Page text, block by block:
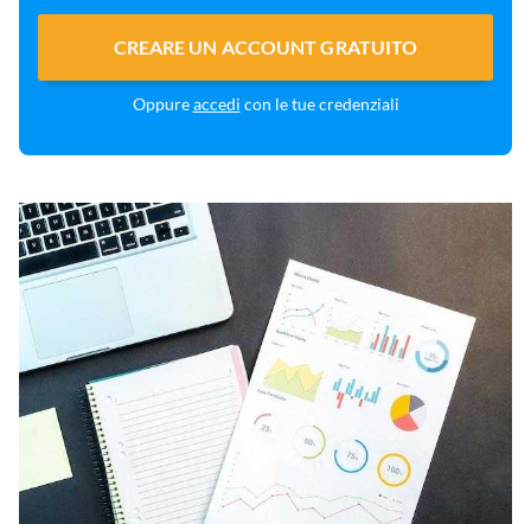
CREARE UN ACCOUNT GRATUITO
Oppureaccedi con le tue credenziali